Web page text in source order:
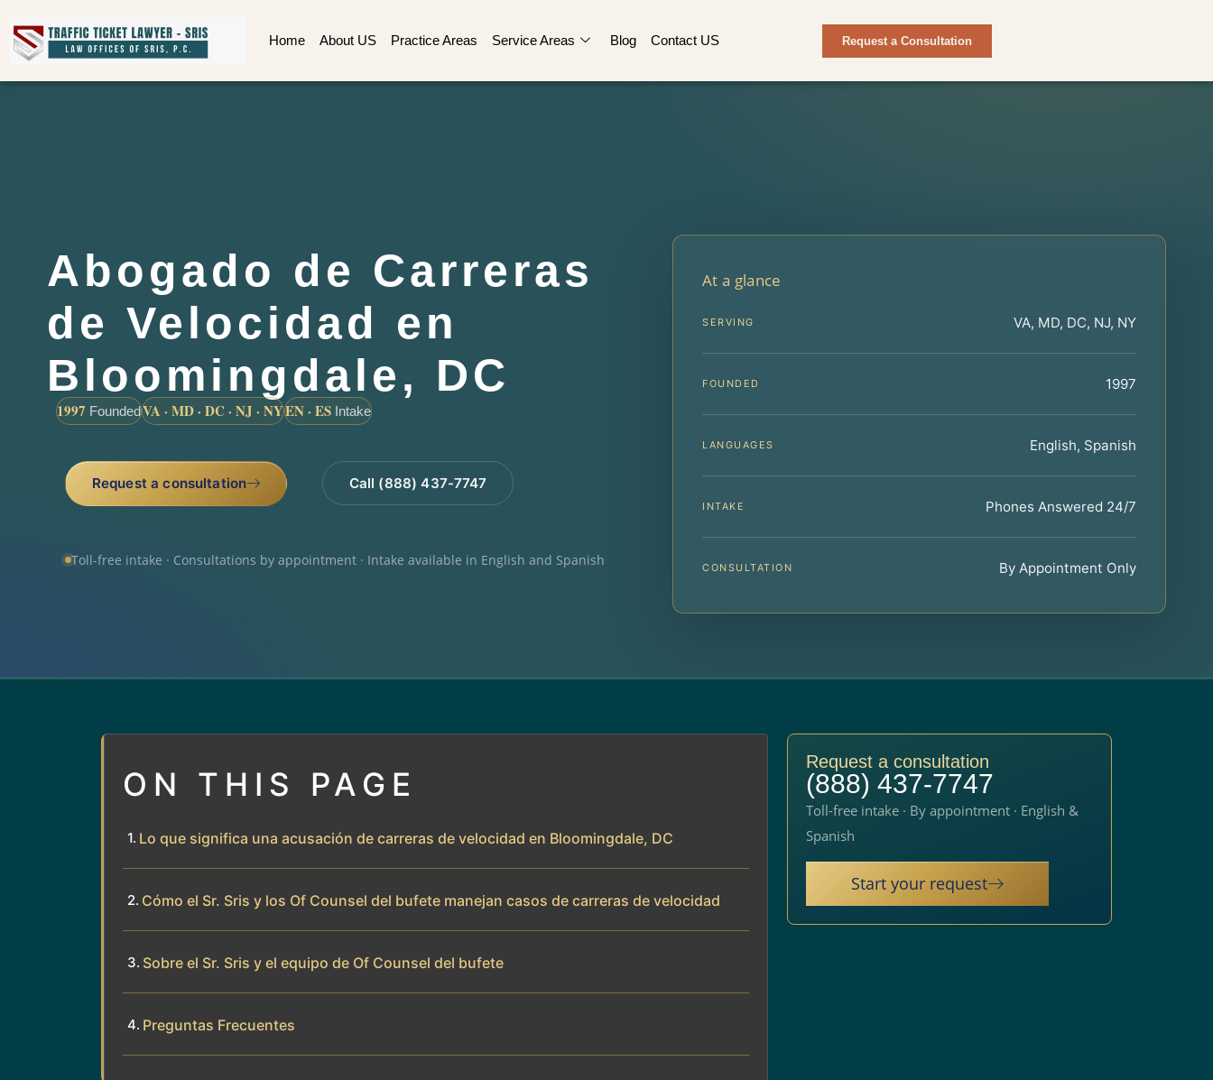
Home About US Practice Areas Service Areas Blog Contact US Request a Consultation
Abogado de Carreras
de Velocidad en
Bloomingdale, DC
1997 FoundedVA · MD · DC · NJ · NYEN · ES Intake
Request a consultation Call (888) 437-7747
Toll-free intake · Consultations by appointment · Intake available in English and Spanish
At a glance
SERVING VA, MD, DC, NJ, NY
FOUNDED 1997
LANGUAGES English, Spanish
INTAKE Phones Answered 24/7
CONSULTATION By Appointment Only
ON THIS PAGE
Lo que significa una acusación de carreras de velocidad en Bloomingdale, DC
Cómo el Sr. Sris y los Of Counsel del bufete manejan casos de carreras de velocidad
Sobre el Sr. Sris y el equipo de Of Counsel del bufete
Preguntas Frecuentes
Request a consultation
(888) 437-7747
Toll-free intake · By appointment · English &
Spanish
Start your request